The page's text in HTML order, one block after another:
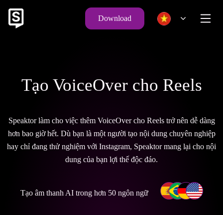
Download
Tạo VoiceOver cho Reels
Speaktor làm cho việc thêm VoiceOver cho Reels trở nên dễ dàng
hơn bao giờ hết. Dù bạn là một người tạo nội dung chuyên nghiệp
hay chỉ đang thử nghiệm với Instagram, Speaktor mang lại cho nội
dung của bạn lợi thế độc đáo.
Tạo âm thanh AI trong hơn 50 ngôn ngữ